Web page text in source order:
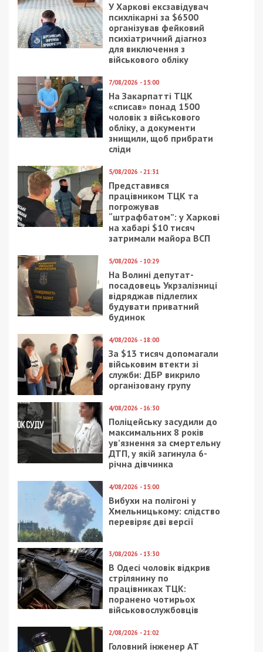
У Харкові ексзавідувач
психлікарні за $6500
організував фейковий
психіатричний діагноз
для виключення з
військового обліку
7/08/2026 - 15:00
На Закарпатті ТЦК
«списав» понад 1500
чоловік з військового
обліку, а документи
знищили, щоб прибрати
сліди
5/08/2026 - 21:31
Представився
працівником ТЦК та
погрожував
“штрафбатом”: у Харкові
на хабарі $10 тисяч
затримали майора ВСП
5/08/2026 - 10:29
На Волині депутат-
посадовець Укрзалізниці
відряджав підлеглих
будувати приватний
будинок
4/08/2026 - 18:00
За $13 тисяч допомагали
військовим втекти зі
служби: ДБР викрило
організовану групу
4/08/2026 - 16:30
Поліцейську засудили до
максимальних 8 років
ув’язнення за смертельну
ДТП, у якій загинула 6-
річна дівчинка
4/08/2026 - 15:00
Вибухи на полігоні у
Хмельницькому: слідство
перевіряє дві версії
3/08/2026 - 13:30
В Одесі чоловік відкрив
стрілянину по
працівниках ТЦК:
поранено чотирьох
військовослужбовців
2/08/2026 - 21:02
Головний інженер АТ